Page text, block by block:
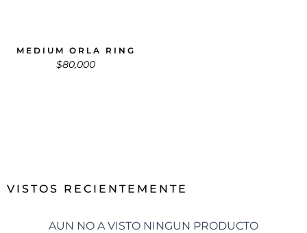
MEDIUM ORLA RING
$80,000
VISTOS RECIENTEMENTE
AUN NO A VISTO NINGUN PRODUCTO